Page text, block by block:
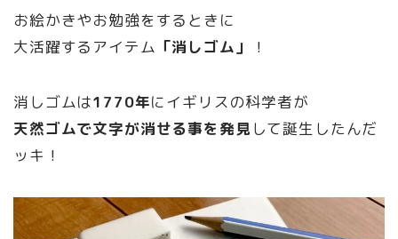
お絵かきやお勉強をするときに
大活躍するアイテム 「消しゴム」 ！
消しゴムは1770年にイギリスの科学者が
天然ゴムで文字が消せる事を発見 して誕生したんだ
ッキ！